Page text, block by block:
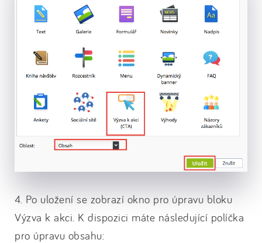
4. Po uložení se zobrazí okno pro úpravu bloku
Výzva k akci. K dispozici máte následující políčka
pro úpravu obsahu: